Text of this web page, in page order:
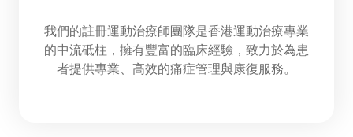
我們的註冊運動治療師團隊是香港運動治療專業
的中流砥柱，擁有豐富的臨床經驗，致力於為患
者提供專業、高效的痛症管理與康復服務。